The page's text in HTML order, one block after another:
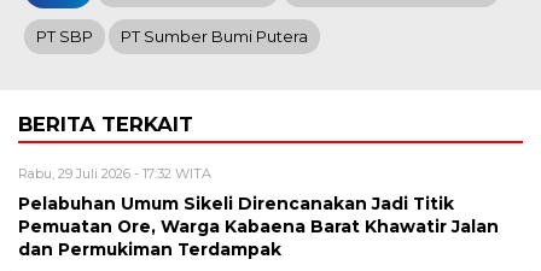
PT SBP PT Sumber Bumi Putera
BERITA TERKAIT
Rabu, 29 Juli 2026 - 17:32 WITA
Pelabuhan Umum Sikeli Direncanakan Jadi Titik
Pemuatan Ore, Warga Kabaena Barat Khawatir Jalan
dan Permukiman Terdampak